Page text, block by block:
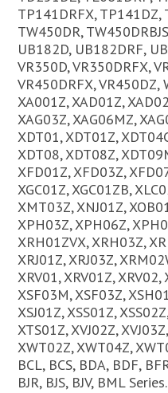
TP141DRFX, TP141DZ,
TW450DR,
UB182D, UB182DRF,
VR350D, VR350DRFX,
VR450DRFX, VR450DZ,
XA001Z, XAD01Z,
XAG03Z, XAG06MZ,
XDT01, XDT01Z,
XDT08, XDT08Z,
XFD01Z, XFD03Z,
XGC01Z, XGC01ZB,
XMT03Z, XNJ01Z,
XPH03Z, XPH06Z,
XRH01ZVX, XRH03Z,
XRJ01Z, XRJ03Z,
XRV01, XRV01Z, XRV02,
XSF03M, XSF03Z,
XSJ01Z, XSS01Z,
XTS01Z, XVJ02Z,
XWT02Z, XWT04Z,
BCL, BCS, BDA, BDF,
BJR, BJS, BJV, BML Series.